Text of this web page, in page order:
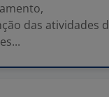
das atividades